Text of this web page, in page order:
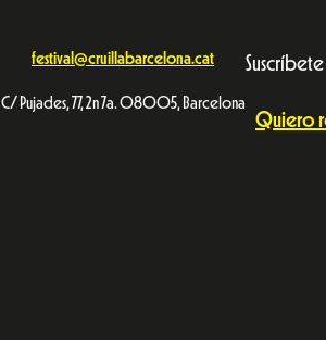
festival@cruillabarcelona.cat
C/ Pujades, 77, 2n 7a. 08005, Barcelona
Quiero